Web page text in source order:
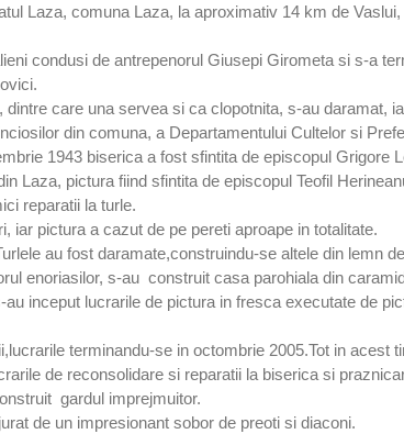
Laza, comuna Laza, la aproximativ 14 km de
condusi de antrepenorul Giusepi Girometa si s-a
care una servea si ca clopotnita, s-au daramat,
din comuna, a Departamentului Cultelor si
1943 biserica a fost sfintita de episcopul Grigore
Laza, pictura fiind sfintita de episcopul Teofil
reparatii la turle.
iar pictura a cazut de pe pereti aproape in totalitate.
au fost daramate,construindu-se altele din lemn
enoriasilor, s-au construit casa parohiala din
inceput lucrarile de pictura in fresca executate de
terminandu-se in octombrie 2005.Tot in acest
de reconsolidare si reparatii la biserica si
gardul imprejmuitor.
de un impresionant sobor de preoti si diaconi.